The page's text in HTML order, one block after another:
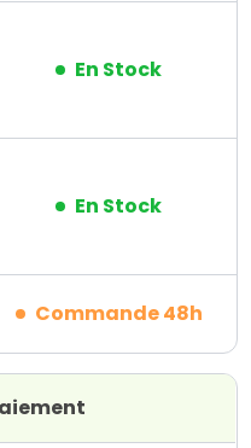
En Stock
En Stock
Commande 48h